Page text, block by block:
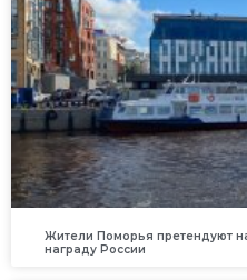
Жители Поморья претендуют
награду России